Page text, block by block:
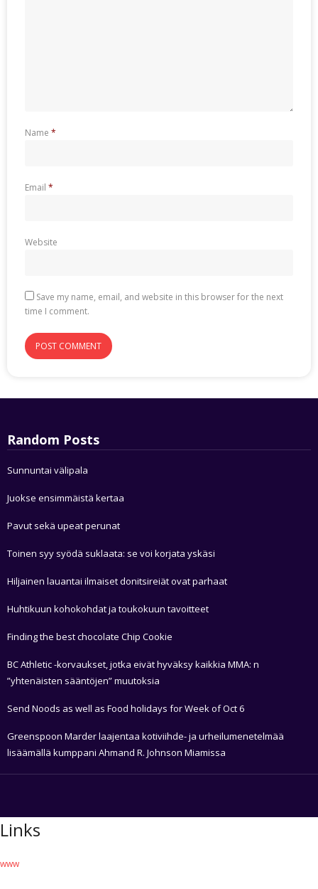
Name *
Email *
Website
Save my name, email, and website in this browser for the next
time I comment.
Random Posts
Sunnuntai välipala
Juokse ensimmäistä kertaa
Pavut sekä upeat perunat
Toinen syy syödä suklaata: se voi korjata yskäsi
Hiljainen lauantai ilmaiset donitsireiät ovat parhaat
Huhtikuun kohokohdat ja toukokuun tavoitteet
Finding the best chocolate Chip Cookie
BC Athletic -korvaukset, jotka eivät hyväksy kaikkia MMA: n
”yhtenäisten sääntöjen” muutoksia
Send Noods as well as Food holidays for Week of Oct 6
Greenspoon Marder laajentaa kotiviihde- ja urheilumenetelmää
lisäämällä kumppani Ahmand R. Johnson Miamissa
Links
www